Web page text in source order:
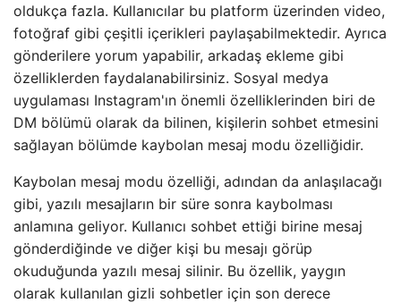
oldukça fazla. Kullanıcılar bu platform üzerinden video,
fotoğraf gibi çeşitli içerikleri paylaşabilmektedir. Ayrıca
gönderilere yorum yapabilir, arkadaş ekleme gibi
özelliklerden faydalanabilirsiniz. Sosyal medya
uygulaması Instagram'ın önemli özelliklerinden biri de
DM bölümü olarak da bilinen, kişilerin sohbet etmesini
sağlayan bölümde kaybolan mesaj modu özelliğidir.
Kaybolan mesaj modu özelliği, adından da anlaşılacağı
gibi, yazılı mesajların bir süre sonra kaybolması
anlamına geliyor. Kullanıcı sohbet ettiği birine mesaj
gönderdiğinde ve diğer kişi bu mesajı görüp
okuduğunda yazılı mesaj silinir. Bu özellik, yaygın
olarak kullanılan gizli sohbetler için son derece